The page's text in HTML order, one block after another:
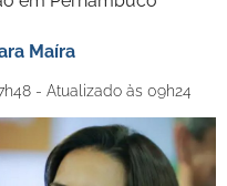
Maíra
- Atualizado às 09h24